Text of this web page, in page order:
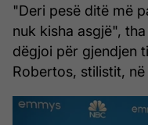
"Deri pesë ditë më
nuk kisha asgjë",
dëgjoi për gjendjen
Robertos, stilistit,